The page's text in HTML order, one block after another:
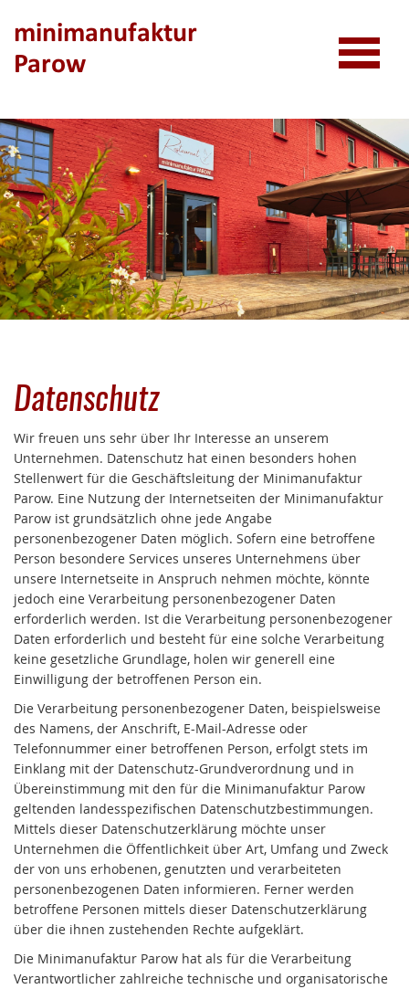
minimanufaktur
Parow
Datenschutz
Wir freuen uns sehr über Ihr Interesse an unserem
Unternehmen. Datenschutz hat einen besonders hohen
Stellenwert für die Geschäftsleitung der Minimanufaktur
Parow. Eine Nutzung der Internetseiten der Minimanufaktur
Parow ist grundsätzlich ohne jede Angabe
personenbezogener Daten möglich. Sofern eine betroffene
Person besondere Services unseres Unternehmens über
unsere Internetseite in Anspruch nehmen möchte, könnte
jedoch eine Verarbeitung personenbezogener Daten
erforderlich werden. Ist die Verarbeitung personenbezogener
Daten erforderlich und besteht für eine solche Verarbeitung
keine gesetzliche Grundlage, holen wir generell eine
Einwilligung der betroffenen Person ein.
Die Verarbeitung personenbezogener Daten, beispielsweise
des Namens, der Anschrift, E-Mail-Adresse oder
Telefonnummer einer betroffenen Person, erfolgt stets im
Einklang mit der Datenschutz-Grundverordnung und in
Übereinstimmung mit den für die Minimanufaktur Parow
geltenden landesspezifischen Datenschutzbestimmungen.
Mittels dieser Datenschutzerklärung möchte unser
Unternehmen die Öffentlichkeit über Art, Umfang und Zweck
der von uns erhobenen, genutzten und verarbeiteten
personenbezogenen Daten informieren. Ferner werden
betroffene Personen mittels dieser Datenschutzerklärung
über die ihnen zustehenden Rechte aufgeklärt.
Die Minimanufaktur Parow hat als für die Verarbeitung
Verantwortlicher zahlreiche technische und organisatorische
Kinderküche
Speiseplan